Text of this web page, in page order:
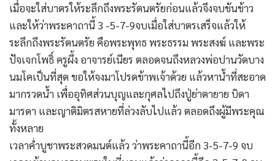
เมื่อจะใส่บาตรให้ระลึกถึงพระรัตนตรัยก่อนแล้วจึงจบขันข้าว
และให้ว่าพระคาถานี้ 3 -5-7-9จบเมื่อใส่บาตรเสร็จแล้วให้
ระลึกถึงพระรัตนตรัย คือพระพุทธ พระธรรม พระสงฆ์ และพระ
ปัจเจกโพธิ์ ครูผึ้ง อาจารย์เนียร ตลอดจนถึงหลวงพ่อปานวัดบาง
นมโคเป็นที่สุด ขอให้จงมาโปรดข้าพเจ้าด้วย แล้วหาน้ำที่สะอาด
มากรวดน้ำ เพื่ออุทิศส่วนบุญและกุศลไปถึงปู่ย่าตายาย บิดา
มารดา และญาติมิตรสหายที่ล่วงลับไปแล้ว ตลอดถึงผู้มีพระคุณ
ทั้งหลาย
เวลาค่ำบูชาพระสวดมนต์แล้ว ว่าพระคาถานี้อีก 3-5-7-9 จบ